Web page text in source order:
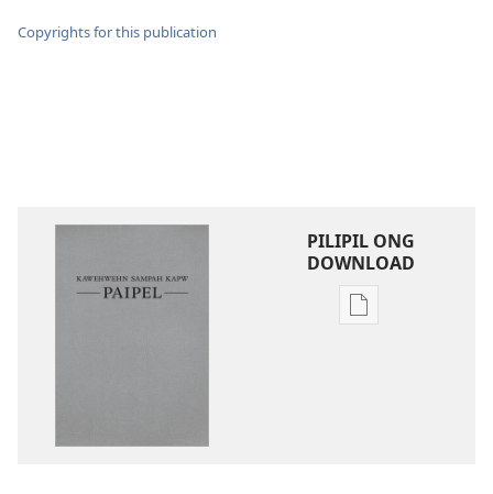
Copyrights for this publication
PILIPIL ONG
DOWNLOAD
Digital